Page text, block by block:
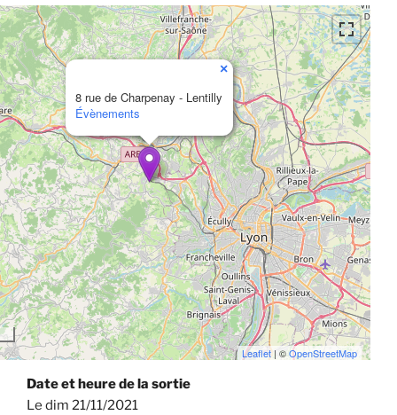
8 rue de Charpenay - Lentilly
Évènements
×
Leaflet| ©OpenStreetMap
Date et heure de la sortie
Le dim 21/11/2021